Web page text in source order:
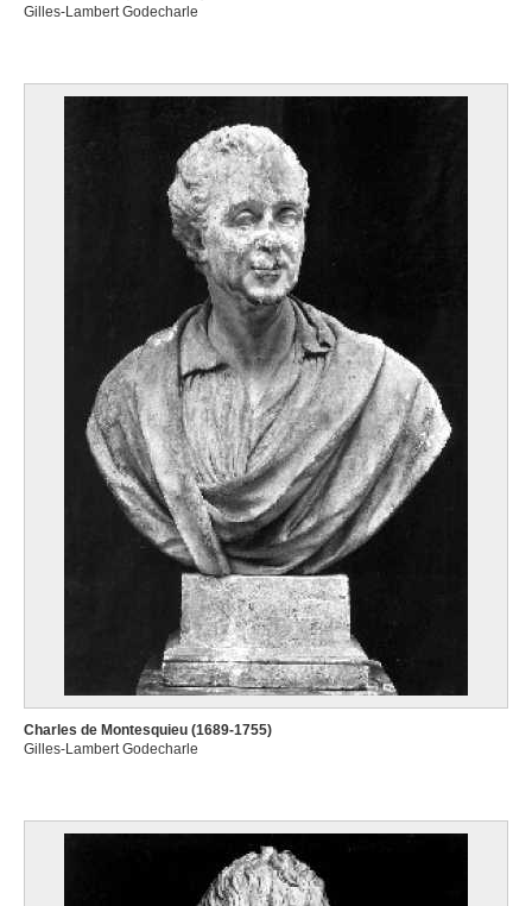
Gilles-Lambert Godecharle
Charles de Montesquieu (1689-1755)
Gilles-Lambert Godecharle